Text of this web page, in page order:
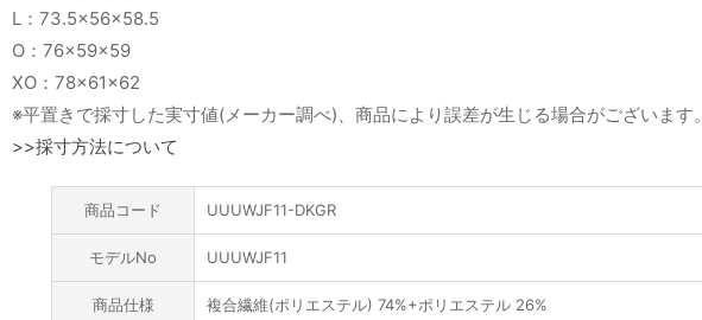
L：73.5×56×58.5
O：76×59×59
XO：78×61×62
※平置きで採寸した実寸値(メーカー調べ)、商品により誤差が生じる場合がございます。
>>採寸方法について
商品コード UUUWJF11-DKGR
モデルNo UUUWJF11
商品仕様 複合繊維(ポリエステル) 74%+ポリエステル 26%